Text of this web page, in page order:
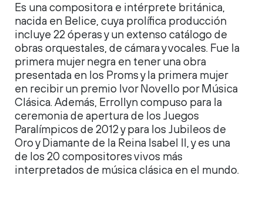
Es una compositora e intérprete británica,
nacida en Belice, cuya prolífica producción
incluye 22 óperas y un extenso catálogo de
obras orquestales, de cámara y vocales. Fue la
primera mujer negra en tener una obra
presentada en los Proms y la primera mujer
en recibir un premio Ivor Novello por Música
Clásica. Además, Errollyn compuso para la
ceremonia de apertura de los Juegos
Paralímpicos de 2012 y para los Jubileos de
Oro y Diamante de la Reina Isabel II, y es una
de los 20 compositores vivos más
interpretados de música clásica en el mundo.